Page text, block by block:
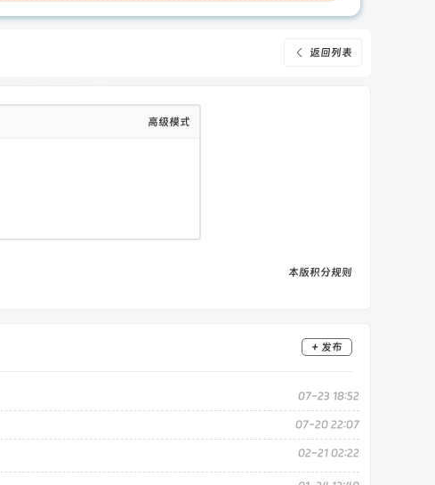
返回列表
高级模式
本版积分规则
+ 发布
07-23 18:52
07-20 22:07
02-21 02:22